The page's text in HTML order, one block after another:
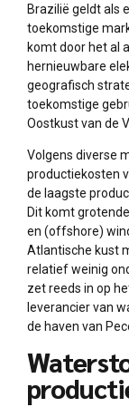
Brazilië geldt als
toekomstige
komt door het al
hernieuwbare
geografisch
toekomstige
Oostkust van de
Volgens diverse
productiekosten
de laagste
Dit komt
en (offshore)
Atlantische kust
relatief weinig
zet reeds in op
leverancier van
de haven van